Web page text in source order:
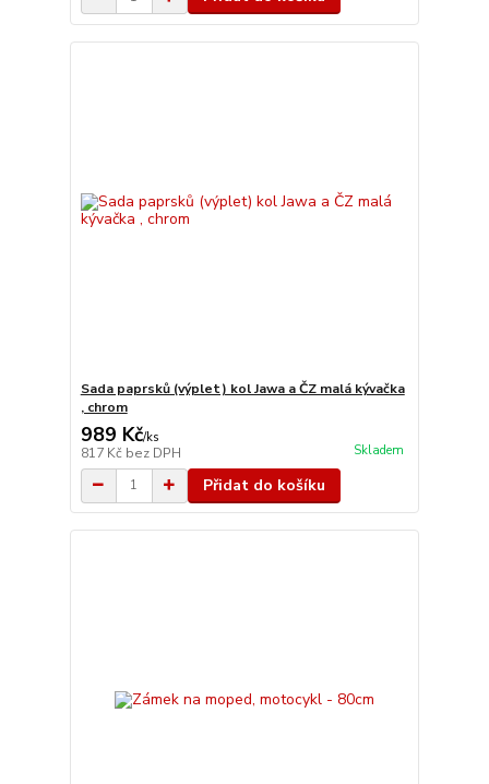
Sada paprsků (výplet) kol Jawa a ČZ malá kývačka
, chrom
989 Kč/ks
817 Kč bez DPH Skladem
Přidat do košíku